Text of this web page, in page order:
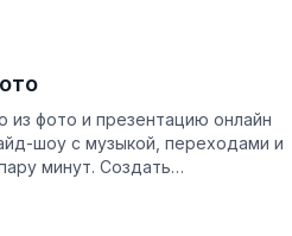
из фото и презентацию онлайн
шоу с музыкой, переходами и
минут. Создать